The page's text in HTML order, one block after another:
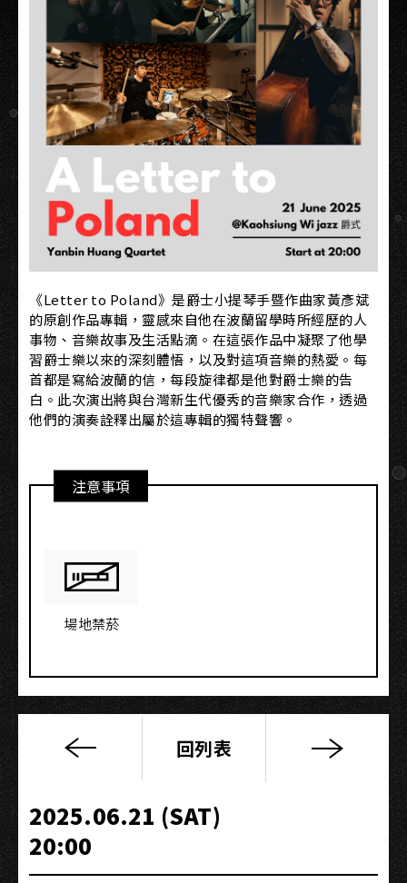
《Letter to Poland》是爵士小提琴手暨作曲家黃彥斌
的原創作品專輯，靈感來自他在波蘭留學時所經歷的人
事物、音樂故事及生活點滴。在這張作品中凝聚了他學
習爵士樂以來的深刻體悟，以及對這項音樂的熱愛。每
首都是寫給波蘭的信，每段旋律都是他對爵士樂的告
白。此次演出將與台灣新生代優秀的音樂家合作，透過
他們的演奏詮釋出屬於這專輯的獨特聲響。
注意事項
場地禁菸
爵
歷
史
講
堂
回列表
2025.06.21 (SAT)
20:00